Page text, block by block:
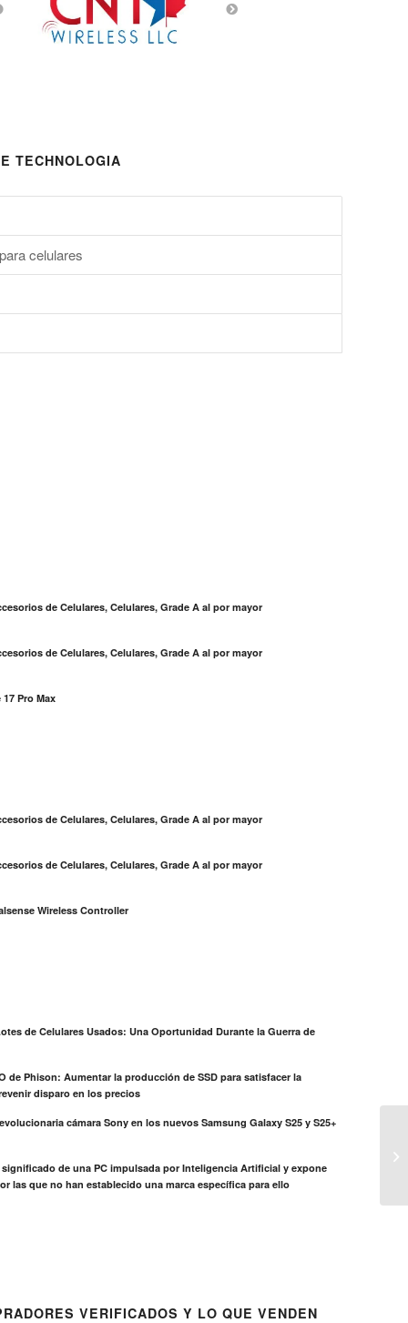
TECHNOLOGIA
celulares
de Celulares, Celulares, Grade A al por mayor
de Celulares, Celulares, Grade A al por mayor
Pro Max
de Celulares, Celulares, Grade A al por mayor
de Celulares, Celulares, Grade A al por mayor
Wireless Controller
de Celulares Usados: Una Oportunidad Durante la Guerra de
de Phison: Aumentar la producción de SSD para satisfacer la
disparo en los precios
cámara Sony en los nuevos Samsung Galaxy S25 y S25+
significado de una PC impulsada por Inteligencia Artificial y expone
las que no han establecido una marca específica para ello
VERIFICADOS Y LO QUE VENDEN